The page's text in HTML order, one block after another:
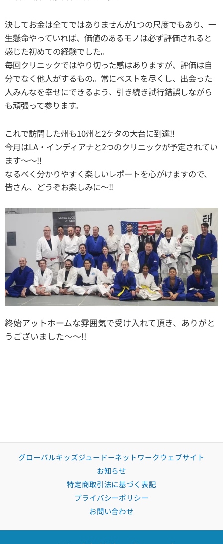
決してお金は全てではありませんが1つの尺度でもあり、一
生懸命やっていれば、価値のあるモノは必ず評価されると
感じた初めての経験でした。
毎回クリニックではやり切った感はありますが、評価は自
分でなく他人がするもの。常にベストを尽くし、出会った
人みんなを幸せにできるよう、引き続き試行錯誤しながら
も頑張って参ります。
これで訪問した州も10州と2ケタの大台に到達!!
今月はLA・インディアナと2つのクリニックが予定されてい
ます〜〜!!
なるべく分かりやすく楽しいレポートを心がけますので、
皆さん、どうぞお楽しみに～!!
終始アットホームな雰囲気で受け入れて頂き、ありがと
うございました〜〜!!
グローバルキッズジュードーネットワークウェブサイト
お知らせ
特定商取引法に基づく表記
プライバシーポリシー
お問い合わせ